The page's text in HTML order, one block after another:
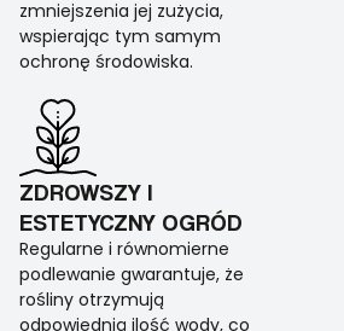
zmniejszenia jej zużycia,
wspierając tym samym
ochronę środowiska.
ZDROWSZY I
ESTETYCZNY OGRÓD
Regularne i równomierne
podlewanie gwarantuje, że
rośliny otrzymują
odpowiednią ilość wody, co